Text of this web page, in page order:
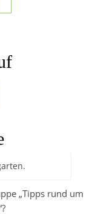
„Tipps rund um